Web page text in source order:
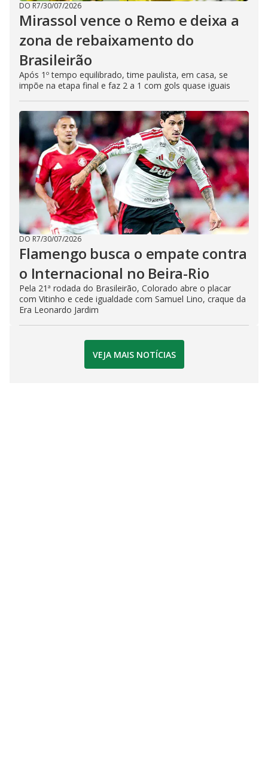
DO R7/30/07/2026
Mirassol vence o Remo e deixa a
zona de rebaixamento do
Brasileirão
Após 1º tempo equilibrado, time paulista, em casa, se
impõe na etapa final e faz 2 a 1 com gols quase iguais
DO R7/30/07/2026
Flamengo busca o empate contra
o Internacional no Beira-Rio
Pela 21ª rodada do Brasileirão, Colorado abre o placar
com Vitinho e cede igualdade com Samuel Lino, craque da
Era Leonardo Jardim
VEJA MAIS NOTÍCIAS